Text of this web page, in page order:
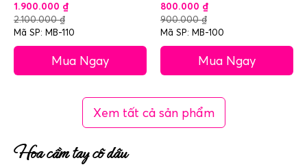
1.900.000 ₫
2.100.000₫
Mã SP: MB-110
Mua Ngay
800.000 ₫
900.000₫
Mã SP: MB-100
Mua Ngay
Xem tất cả sản phẩm
Hoa cầm tay cô dâu